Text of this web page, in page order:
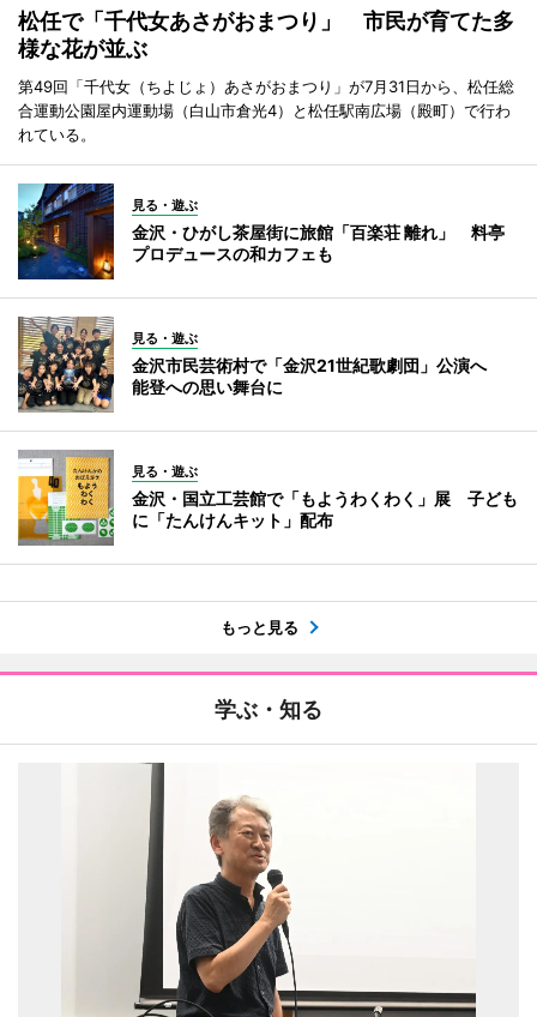
松任で「千代女あさがおまつり」 市民が育てた多
様な花が並ぶ
第49回「千代女（ちよじょ）あさがおまつり」が7月31日から、松任総
合運動公園屋内運動場（白山市倉光4）と松任駅南広場（殿町）で行わ
れている。
見る・遊ぶ
金沢・ひがし茶屋街に旅館「百楽荘 離れ」 料亭
プロデュースの和カフェも
見る・遊ぶ
金沢市民芸術村で「金沢21世紀歌劇団」公演へ
能登への思い舞台に
見る・遊ぶ
金沢・国立工芸館で「もようわくわく」展 子ども
に「たんけんキット」配布
もっと見る
学ぶ・知る